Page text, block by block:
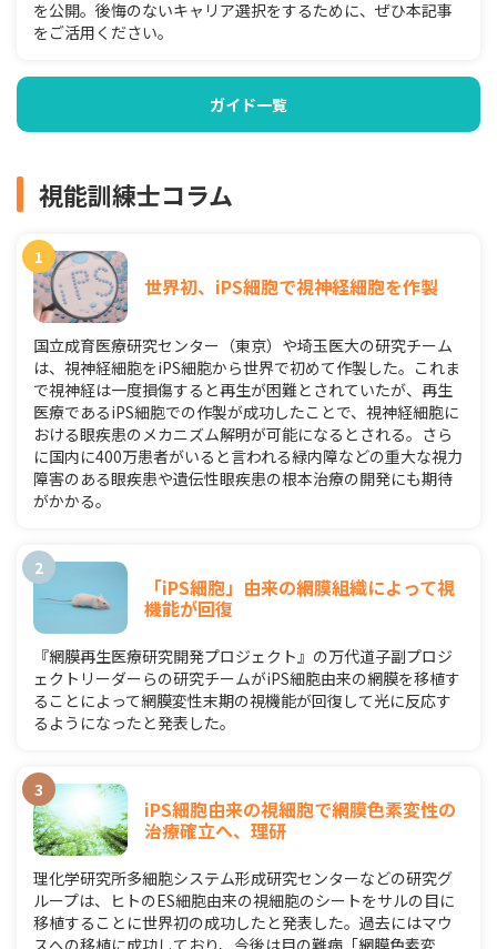
を公開。後悔のないキャリア選択をするために、ぜひ本記事
をご活用ください。
ガイド一覧
視能訓練士コラム
世界初、iPS細胞で視神経細胞を作製
国立成育医療研究センター（東京）や埼玉医大の研究チーム
は、視神経細胞をiPS細胞から世界で初めて作製した。これま
で視神経は一度損傷すると再生が困難とされていたが、再生
医療であるiPS細胞での作製が成功したことで、視神経細胞に
おける眼疾患のメカニズム解明が可能になるとされる。さら
に国内に400万患者がいると言われる緑内障などの重大な視力
障害のある眼疾患や遺伝性眼疾患の根本治療の開発にも期待
がかかる。
「iPS細胞」由来の網膜組織によって視
機能が回復
『網膜再生医療研究開発プロジェクト』の万代道子副プロジ
ェクトリーダーらの研究チームがiPS細胞由来の網膜を移植す
ることによって網膜変性末期の視機能が回復して光に反応す
るようになったと発表した。
iPS細胞由来の視細胞で網膜色素変性の
治療確立へ、理研
理化学研究所多細胞システム形成研究センターなどの研究グ
ループは、ヒトのES細胞由来の視細胞のシートをサルの目に
移植することに世界初の成功したと発表した。過去にはマウ